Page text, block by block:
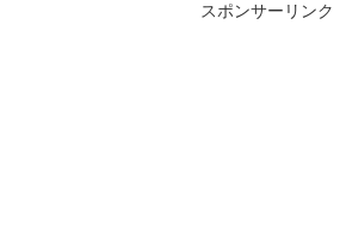
スポンサーリンク